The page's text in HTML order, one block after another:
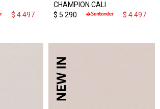
$ 4.497
CHAMPION CALI
$ 5.290 $ 4.497